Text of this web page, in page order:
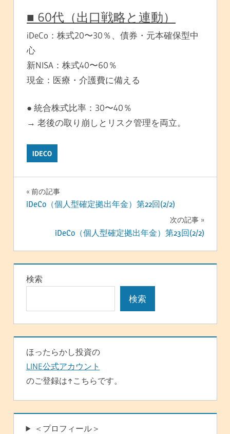
■ 60代（出口戦略と連動）
iDeCo：株式20〜30％、債券・元本確保型中
心
新NISA：株式40〜60％
現金：医療・介護費に備える
● 統合株式比率：30〜40％
→ 老後の取り崩しとリスク管理を両立。
IDECO
投
ビ
ゲ
シ
ョ
ン
前の記事
iDeCo（個人型確定拠出年金）第22回(2/2)
次の記事
iDeCo（個人型確定拠出年金）第23回(2/2)
検索
検索
ほったらかし投資の
LINE公式アカウント
のご登録は↑こちらです。
＜プロフィール＞